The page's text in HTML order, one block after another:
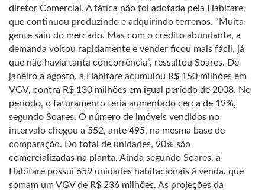
diretor Comercial. A tática não foi adotada pela Habitare,
que continuou produzindo e adquirindo terrenos. “Muita
gente saiu do mercado. Mas com o crédito abundante, a
demanda voltou rapidamente e vender ficou mais fácil, já
que não havia tanta concorrência”, ressaltou Soares. De
janeiro a agosto, a Habitare acumulou R$ 150 milhões em
VGV, contra R$ 130 milhões em igual período de 2008. No
período, o faturamento teria aumentado cerca de 19%,
segundo Soares. O número de imóveis vendidos no
intervalo chegou a 552, ante 495, na mesma base de
comparação. Do total de unidades, 90% são
comercializadas na planta. Ainda segundo Soares, a
Habitare possui 659 unidades habitacionais à venda, que
somam um VGV de R$ 236 milhões. As projeções da